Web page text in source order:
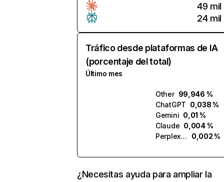
49 mil
24 mil
Tráfico desde plataformas de IA
(porcentaje del total)
Último mes
Other 99,946 %
ChatGPT 0,038 %
Gemini 0,01 %
Claude 0,004 %
Perplexity
0,002 %
¿Necesitas ayuda para ampliar la